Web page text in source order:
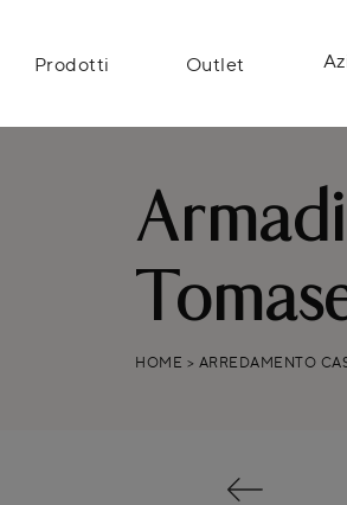
Prodotti Outlet
HOME > ARREDAMENTO